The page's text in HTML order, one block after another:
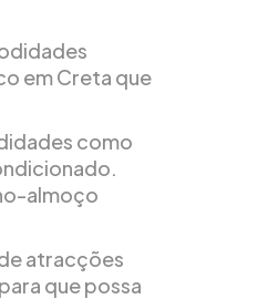
em Creta que
como
almoço
atracções
que possa